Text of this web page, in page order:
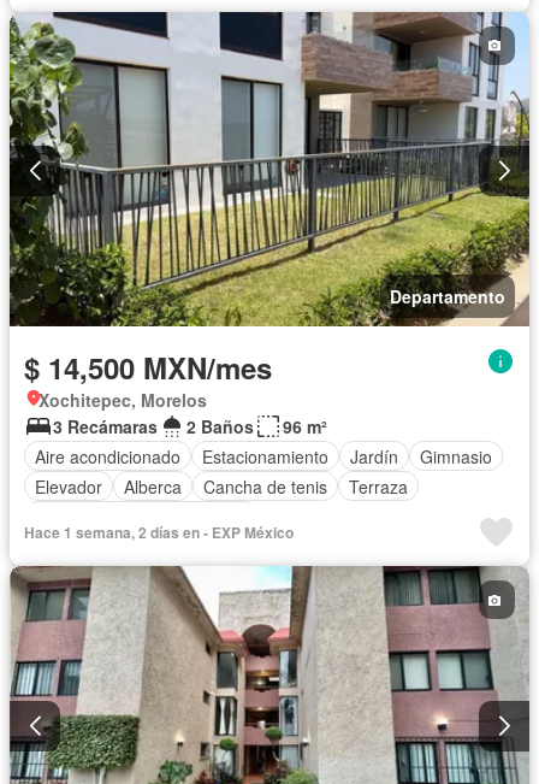
Departamento
$ 14,500 MXN/mes
Xochitepec, Morelos
3 Recámaras
2 Baños
96 m²
Aire acondicionado
Estacionamiento Jardín
Gimnasio
Elevador
Alberca Cancha de tenis
Terraza
Hace 1 semana, 2 días en - EXP México